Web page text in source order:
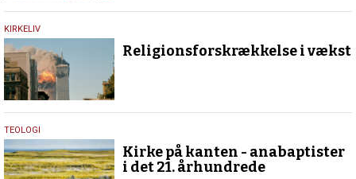
21.
juni
2018
KIRKELIV
Religionsforskrækkelse i vækst
1.
februar
2017
TEOLOGI
Kirke på kanten - anabaptister
i det 21. århundrede